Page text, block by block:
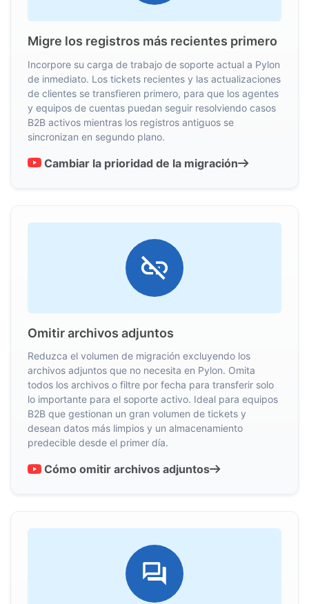
Migre los registros más recientes primero
Incorpore su carga de trabajo de soporte actual a Pylon
de inmediato. Los tickets recientes y las actualizaciones
de clientes se transfieren primero, para que los agentes
y equipos de cuentas puedan seguir resolviendo casos
B2B activos mientras los registros antiguos se
sincronizan en segundo plano.
Cambiar la prioridad de la migración
Omitir archivos adjuntos
Reduzca el volumen de migración excluyendo los
archivos adjuntos que no necesita en Pylon. Omita
todos los archivos o filtre por fecha para transferir solo
lo importante para el soporte activo. Ideal para equipos
B2B que gestionan un gran volumen de tickets y
desean datos más limpios y un almacenamiento
predecible desde el primer día.
Cómo omitir archivos adjuntos